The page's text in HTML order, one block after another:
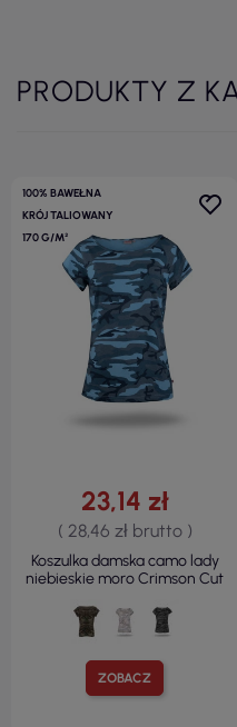
PRODUKTY Z
100% BAWEŁNA
KRÓJ TALIOWANY
170 G/M²
ZOBACZ
23,14 zł
( 28,46 zł brutto )
Koszulka damska camo lady
niebieskie moro Crimson Cut